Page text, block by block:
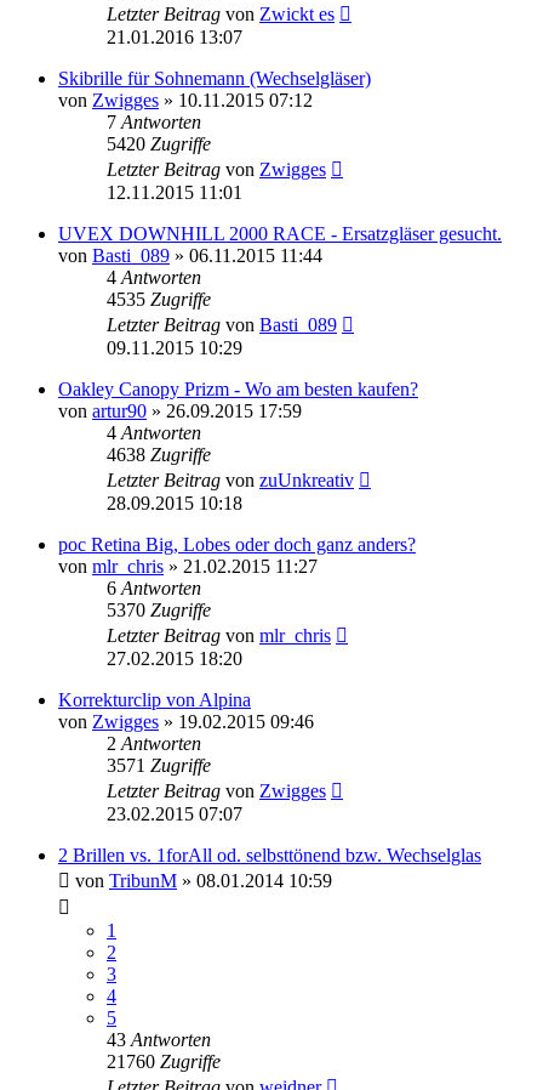
Letzter Beitrag von Zwickt es
21.01.2016 13:07
Skibrille für Sohnemann (Wechselgläser)
von Zwigges » 10.11.2015 07:12
7 Antworten
5420 Zugriffe
Letzter Beitrag von Zwigges
12.11.2015 11:01
UVEX DOWNHILL 2000 RACE - Ersatzgläser gesucht.
von Basti_089 » 06.11.2015 11:44
4 Antworten
4535 Zugriffe
Letzter Beitrag von Basti_089
09.11.2015 10:29
Oakley Canopy Prizm - Wo am besten kaufen?
von artur90 » 26.09.2015 17:59
4 Antworten
4638 Zugriffe
Letzter Beitrag von zuUnkreativ
28.09.2015 10:18
poc Retina Big, Lobes oder doch ganz anders?
von mlr_chris » 21.02.2015 11:27
6 Antworten
5370 Zugriffe
Letzter Beitrag von mlr_chris
27.02.2015 18:20
Korrekturclip von Alpina
von Zwigges » 19.02.2015 09:46
2 Antworten
3571 Zugriffe
Letzter Beitrag von Zwigges
23.02.2015 07:07
2 Brillen vs. 1forAll od. selbsttönend bzw. Wechselglas
von TribunM » 08.01.2014 10:59
1
2
3
4
5
43 Antworten
21760 Zugriffe